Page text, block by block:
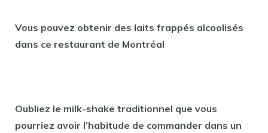
Vous pouvez obtenir des laits frappés alcoolisés
dans ce restaurant de Montréal
Oubliez le milk-shake traditionnel que vous
pourriez avoir l’habitude de commander dans un